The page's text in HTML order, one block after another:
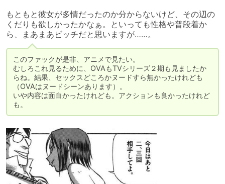
もともと彼女が多情だったのか分からないけど、その辺の
くだりも欲しかったかなぁ。といっても性格や普段着か
ら、まあまあビッチだと思いますが……。
このファックが是非、アニメで見たい。
むしろこれ見るために、OVAもTVシリーズ２期も見ましたか
らね。結果、セックスどころかヌードすら無かったけれども
（OVAはヌードシーンあります）。
いや内容は面白かったけれども。アクションも良かったけれど
も。